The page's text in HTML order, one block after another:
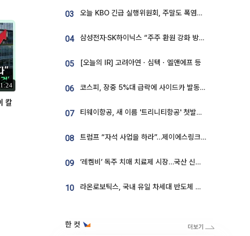
칼
03 오늘 KBO 긴급 실행위원회, 주말도 폭염취소 될까
04 삼성전자·SK하이닉스 “주주 환원 강화 방안 마련”
05 [오늘의 IR] 고려아연ㆍ심텍ㆍ엘앤에프 등
06 코스피, 장중 5%대 급락에 사이드카 발동…삼성·SK 동반 폭락
07 티웨이항공, 새 이름 '트리니티항공' 첫발…SSC 전략 본격화
08 트럼프 “자석 사업을 하라”…제이에스링크, 비중국 영구자석 공급망 구축 속도
09 ‘레켐비’ 독주 치매 치료제 시장…국산 신약 등장하나
10 라온로보틱스, 국내 유일 차세대 반도체 공정 로봇 개발 ‘고객사 테스트 진행’
한 컷